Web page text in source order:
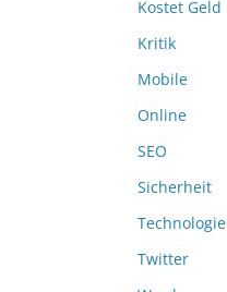
Kostet Geld
Kritik
Mobile
Online
SEO
Sicherheit
Technologie
Twitter